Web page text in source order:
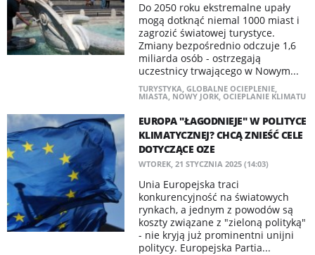
Do 2050 roku ekstremalne upały
mogą dotknąć niemal 1000 miast i
zagrozić światowej turystyce.
Zmiany bezpośrednio odczuje 1,6
miliarda osób - ostrzegają
uczestnicy trwającego w Nowym...
TURYSTYKA, GLOBALNE OCIEPLENIE,
MIASTA, NOWY JORK, OCIEPLANIE KLIMATU
EUROPA "ŁAGODNIEJE" W POLITYCE
KLIMATYCZNEJ? CHCĄ ZNIEŚĆ CELE
DOTYCZĄCE OZE
WTOREK, 21 STYCZNIA 2025 (14:03)
Unia Europejska traci
konkurencyjność na światowych
rynkach, a jednym z powodów są
koszty związane z "zieloną polityką"
- nie kryją już prominentni unijni
politycy. Europejska Partia...